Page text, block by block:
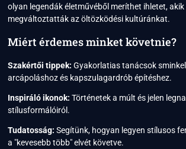
olyan legendák életművéből meríthet ihletet,
megváltoztatták az öltözködési kultúránkat.
Miért érdemes minket követnie?
Szakértői tippek: Gyakorlatias tanácsok
arcápoláshoz és kapszulagardrób építéshez.
Inspiráló ikonok: Történetek a múlt és jelen
stílusformálóiról.
Tudatosság: Segítünk, hogyan legyen stílusos
a "kevesebb több" elvét követve.